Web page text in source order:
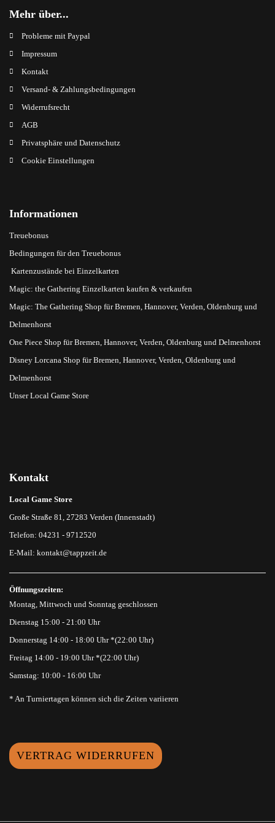
Mehr über...
Probleme mit Paypal
Impressum
Kontakt
Versand- & Zahlungsbedingungen
Widerrufsrecht
AGB
Privatsphäre und Datenschutz
Cookie Einstellungen
Informationen
Treuebonus
Bedingungen für den Treuebonus
Kartenzustände bei Einzelkarten
Magic: the Gathering Einzelkarten kaufen & verkaufen
Magic: The Gathering Shop für Bremen, Hannover, Verden, Oldenburg und
Delmenhorst
One Piece Shop für Bremen, Hannover, Verden, Oldenburg und Delmenhorst
Disney Lorcana Shop für Bremen, Hannover, Verden, Oldenburg und
Delmenhorst
Unser Local Game Store
Kontakt
Local Game Store
Große Straße 81, 27283 Verden (Innenstadt)
Telefon: 04231 - 9712520
E-Mail: kontakt@tappzeit.de
Öffnungszeiten:
Montag, Mittwoch und Sonntag geschlossen
Dienstag 15:00 - 21:00 Uhr
Donnerstag 14:00 - 18:00 Uhr *(22:00 Uhr)
Freitag 14:00 - 19:00 Uhr *(22:00 Uhr)
Samstag: 10:00 - 16:00 Uhr
* An Turniertagen können sich die Zeiten variieren
VERTRAG WIDERRUFEN